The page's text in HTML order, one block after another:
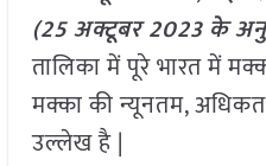
(25 अक्टूबर2023 के
तालिका में पूरे भारत में
मक्का की न्यूनतम,
उल्लेख है |